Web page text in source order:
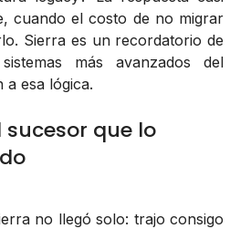
cuando el costo de no migrar
Sierra es un recordatorio de
más avanzados del
a esa lógica.
sucesor que lo
no llegó solo: trajo consigo